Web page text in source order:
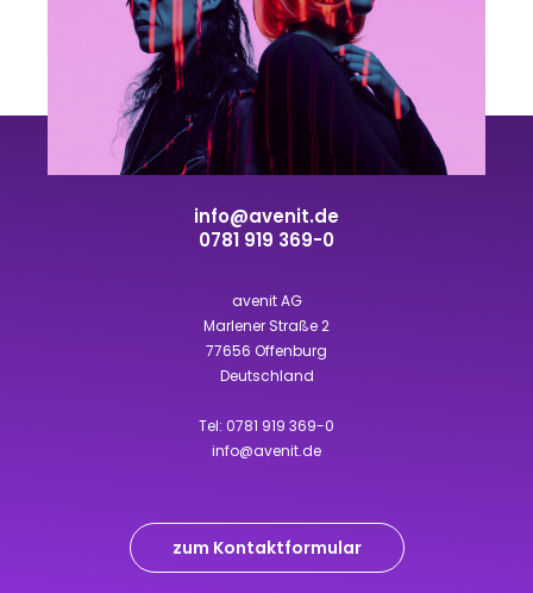
zum Kontaktformular
info@avenit.de
0781 919 369-0
avenit AG
Marlener Straße 2
77656 Offenburg
Deutschland
Tel: 0781 919 369-0
info@avenit.de